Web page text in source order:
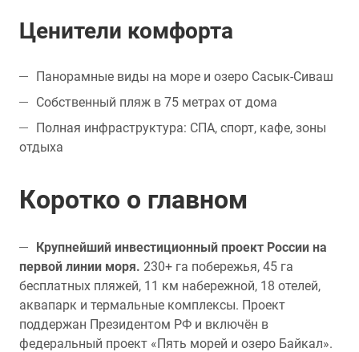
Ценители комфорта
Панорамные виды на море и озеро Сасык-Сиваш
Собственный пляж в 75 метрах от дома
Полная инфраструктура: СПА, спорт, кафе, зоны
отдыха
Коротко о главном
Крупнейший инвестиционный проект России на
первой линии моря. 230+ га побережья, 45 га
бесплатных пляжей, 11 км набережной, 18 отелей,
аквапарк и термальные комплексы. Проект
поддержан Президентом РФ и включён в
федеральный проект «Пять морей и озеро Байкал».